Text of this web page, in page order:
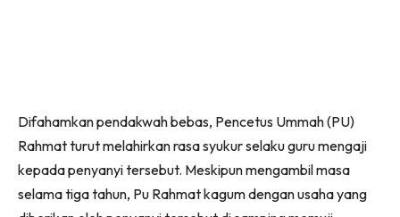
Difahamkan pendakwah bebas, Pencetus Ummah (PU)
Rahmat turut melahirkan rasa syukur selaku guru mengaji
kepada penyanyi tersebut. Meskipun mengambil masa
selama tiga tahun, Pu Rahmat kagum dengan usaha yang